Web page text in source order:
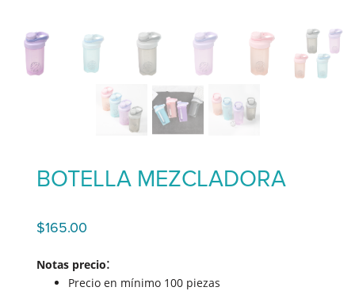
BOTELLA MEZCLADORA
$165.00
Notas precio:
Precio en mínimo 100 piezas